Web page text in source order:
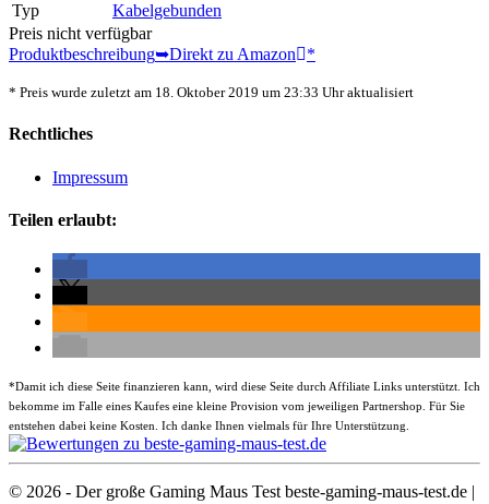
Typ
Kabelgebunden
Preis nicht verfügbar
Produktbeschreibung➥Direkt zu Amazon *
* Preis wurde zuletzt am 18. Oktober 2019 um 23:33 Uhr aktualisiert
Rechtliches
Impressum
Teilen erlaubt:
*Damit ich diese Seite finanzieren kann, wird diese Seite durch Affiliate Links unterstützt. Ich
bekomme im Falle eines Kaufes eine kleine Provision vom jeweiligen Partnershop. Für Sie
entstehen dabei keine Kosten. Ich danke Ihnen vielmals für Ihre Unterstützung.
© 2026 - Der große Gaming Maus Test beste-gaming-maus-test.de |